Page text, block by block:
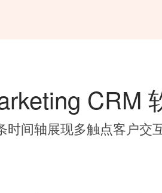
CRM
间轴展现多触点客户交